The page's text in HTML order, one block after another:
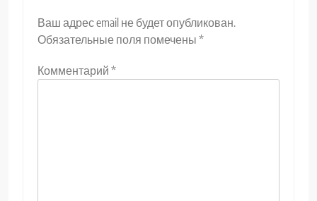
Ваш адрес email не будет опубликован.
Обязательные поля помечены *
Комментарий *